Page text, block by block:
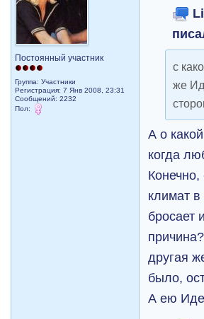
Постоянный участник
Группа: Участники
Регистрация: 7 Янв 2008, 23:31
Сообщений: 2232
Пол:
с
же Ид
А о
когда
климат
бросает
другая
было,
А ею